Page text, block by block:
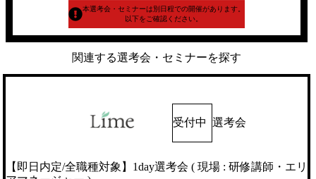
本選考会・セミナーは別日程での開催があります。
以下をご確認ください。
関連する選考会・セミナーを探す
受付中 選考会
【即日内定/全職種対象】1day選考会 ( 現場 : 研修講師・エリ